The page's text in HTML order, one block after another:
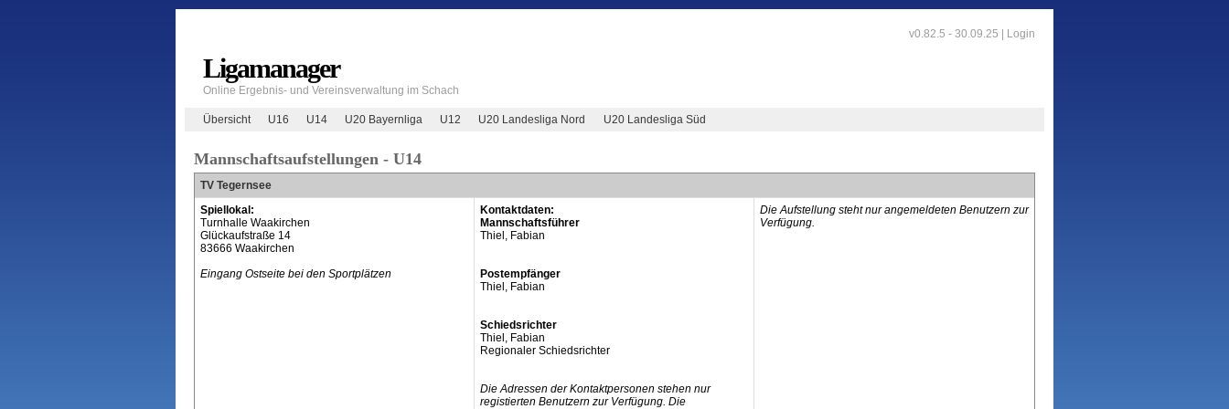
v0.82.5 - 30.09.25 | Login
Ligamanager
Online Ergebnis- und Vereinsverwaltung im Schach
Übersicht U16 U14 U20 Bayernliga U12 U20 Landesliga Nord U20 Landesliga Süd
Mannschaftsaufstellungen - U14
TV Tegernsee
Spiellokal:
Turnhalle Waakirchen
Glückaufstraße 14
83666 Waakirchen
Eingang Ostseite bei den Sportplätzen
Kontaktdaten:
Mannschaftsführer
Thiel, Fabian
Postempfänger
Thiel, Fabian
Schiedsrichter
Thiel, Fabian
Regionaler Schiedsrichter
Die Adressen der Kontaktpersonen stehen nur
registierten Benutzern zur Verfügung. Die
Die Aufstellung steht nur angemeldeten Benutzern zur
Verfügung.